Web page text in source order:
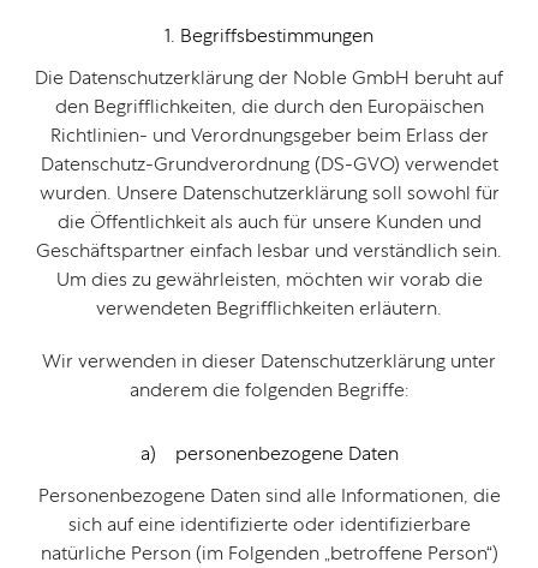
1. Begriffsbestimmungen
Die Datenschutzerklärung der Noble GmbH beruht auf
den Begrifflichkeiten, die durch den Europäischen
Richtlinien- und Verordnungsgeber beim Erlass der
Datenschutz-Grundverordnung (DS-GVO) verwendet
wurden. Unsere Datenschutzerklärung soll sowohl für
die Öffentlichkeit als auch für unsere Kunden und
Geschäftspartner einfach lesbar und verständlich sein.
Um dies zu gewährleisten, möchten wir vorab die
verwendeten Begrifflichkeiten erläutern.
Wir verwenden in dieser Datenschutzerklärung unter
anderem die folgenden Begriffe:
a) personenbezogene Daten
Personenbezogene Daten sind alle Informationen, die
sich auf eine identifizierte oder identifizierbare
natürliche Person (im Folgenden „betroffene Person“)